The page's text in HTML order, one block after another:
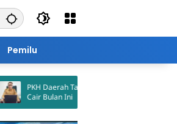
Pemilu
Tahap II Kota Bima Dijadwalkan
Ini